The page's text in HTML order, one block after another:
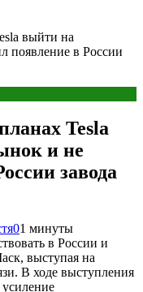
выйти на
появление в России
Tesla
и не
завода
01 минуты
в России и
выступая на
В ходе выступления